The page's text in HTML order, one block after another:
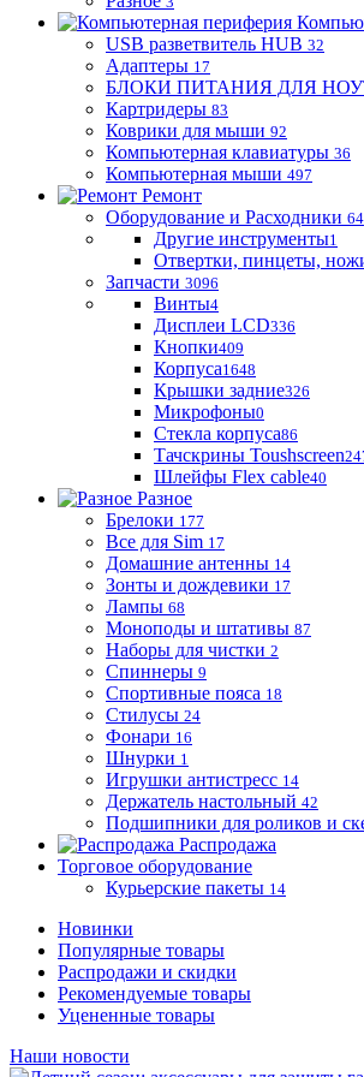
USB разветвитель HUB 32
Адаптеры 17
БЛОКИ ПИТАНИЯ ДЛЯ
Картридеры 83
Коврики для мыши 92
Компьютерная клавиатуры 36
Компьютерная мыши 497
Ремонт
Оборудование и Расходники 64
Другие инструменты1
Отвертки, пинцеты,
Запчасти 3096
Винты4
Дисплеи LCD336
Кнопки409
Корпуса1648
Крышки задние326
Микрофоны0
Стекла корпуса86
Тачскрины Toushscreen
Шлейфы Flex cable40
Разное
Брелоки 177
Все для Sim 17
Домашние антенны 14
Зонты и дождевики 17
Лампы 68
Моноподы и штативы 87
Наборы для чистки 2
Спиннеры 9
Спортивные пояса 18
Стилусы 24
Фонари 16
Шнурки 1
Игрушки антистресс 14
Держатель настольный 42
Подшипники для роликов и
Распродажа
Торговое оборудование
Курьерские пакеты 14
Новинки
Популярные товары
Распродажи и скидки
Рекомендуемые товары
Уцененные товары
Наши новости